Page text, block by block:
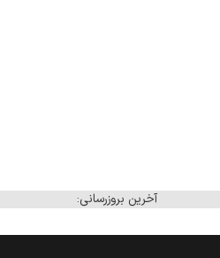
آخرین بروزرسانی: